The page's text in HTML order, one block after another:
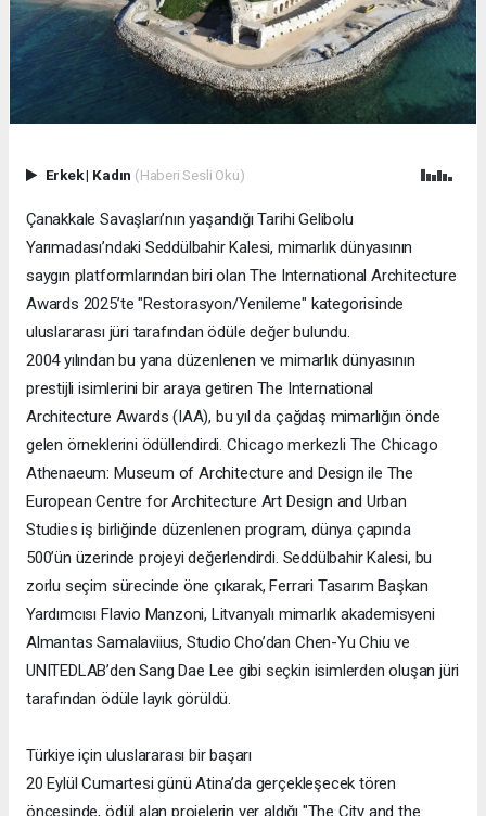
Erkek| Kadın (Haberi Sesli Oku)
Çanakkale Savaşları’nın yaşandığı Tarihi Gelibolu
Yarımadası’ndaki Seddülbahir Kalesi, mimarlık dünyasının
saygın platformlarından biri olan The International Architecture
Awards 2025’te "Restorasyon/Yenileme" kategorisinde
uluslararası jüri tarafından ödüle değer bulundu.
2004 yılından bu yana düzenlenen ve mimarlık dünyasının
prestijli isimlerini bir araya getiren The International
Architecture Awards (IAA), bu yıl da çağdaş mimarlığın önde
gelen örneklerini ödüllendirdi. Chicago merkezli The Chicago
Athenaeum: Museum of Architecture and Design ile The
European Centre for Architecture Art Design and Urban
Studies iş birliğinde düzenlenen program, dünya çapında
500’ün üzerinde projeyi değerlendirdi. Seddülbahir Kalesi, bu
zorlu seçim sürecinde öne çıkarak, Ferrari Tasarım Başkan
Yardımcısı Flavio Manzoni, Litvanyalı mimarlık akademisyeni
Almantas Samalaviius, Studio Cho’dan Chen-Yu Chiu ve
UNITEDLAB’den Sang Dae Lee gibi seçkin isimlerden oluşan jüri
tarafından ödüle layık görüldü.
Türkiye için uluslararası bir başarı
20 Eylül Cumartesi günü Atina’da gerçekleşecek tören